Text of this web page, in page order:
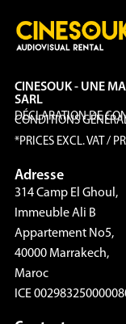
CINESOUK - UNE
SARL
DÉCLARATION DE
CONDITIONS
*PRICES EXCL. VAT /
Adresse
314 Camp El Ghoul,
Immeuble Ali B
Appartement No5,
40000 Marrakech,
Maroc
ICE